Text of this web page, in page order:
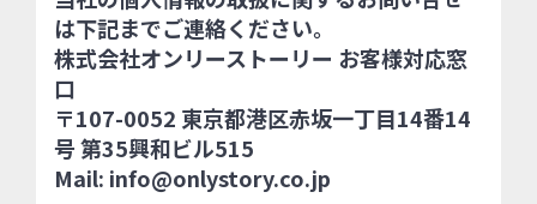
は下記までご連絡ください。
株式会社オンリーストーリー お客様対応窓
口
〒107-0052 東京都港区赤坂一丁目14番14
号 第35興和ビル515
Mail: info@onlystory.co.jp